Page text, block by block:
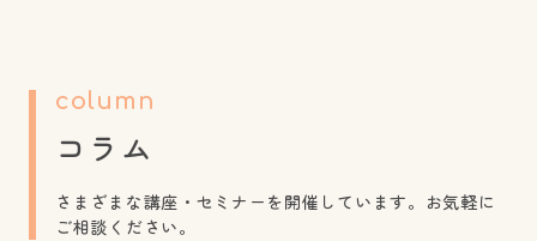
column
コラム
さまざまな講座・セミナーを開催しています。お気軽に
ご相談ください。